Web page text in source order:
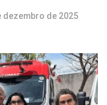
dezembro de 2025